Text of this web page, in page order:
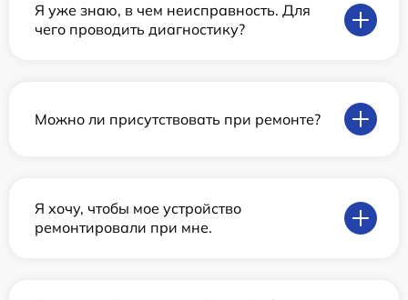
Я уже знаю, в чем неисправность. Для
чего проводить диагностику?
Можно ли присутствовать при ремонте?
Я хочу, чтобы мое устройство
ремонтировали при мне.